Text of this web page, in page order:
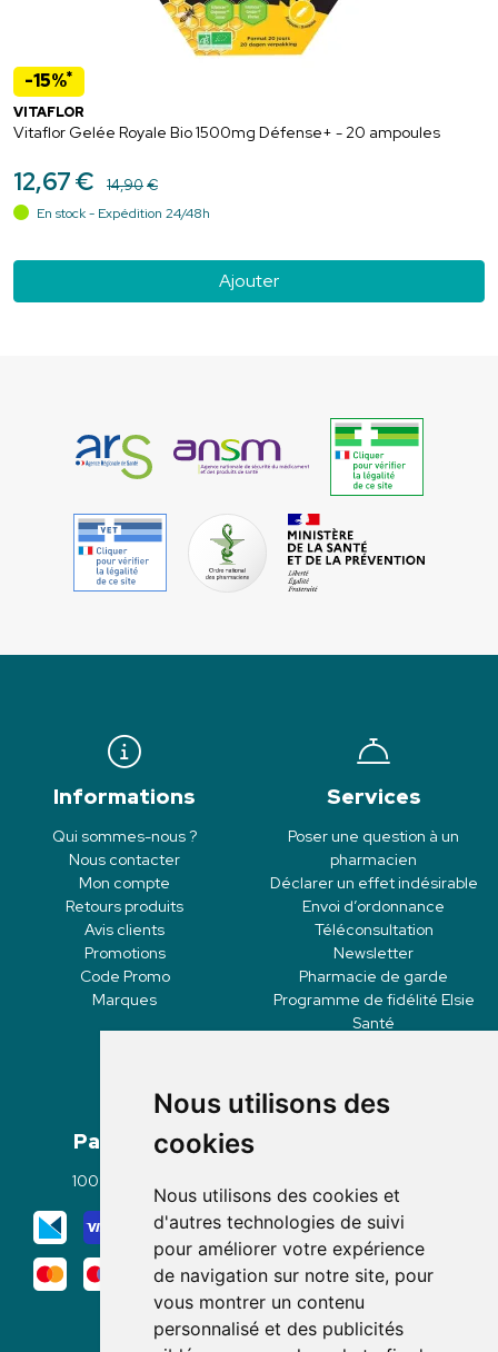
Nous utilisons des
cookies
Nous utilisons des cookies et
d'autres technologies de suivi
pour améliorer votre expérience
de navigation sur notre site, pour
vous montrer un contenu
personnalisé et des publicités
-15%*
VITAFLOR
Vitaflor Gelée Royale Bio 1500mg Défense+ - 20 ampoules
12,67€ 14,90€
En stock - Expédition 24/48h
Ajouter
Informations
Qui sommes-nous ?
Nous contacter
Mon compte
Retours produits
Avis clients
Promotions
Code Promo
Marques
Services
Poser une question à un
pharmacien
Déclarer un effet indésirable
Envoi d’ordonnance
Téléconsultation
Newsletter
Pharmacie de garde
Programme de fidélité Elsie
Santé
Paiement
100% sécurisé
Mode de livraison